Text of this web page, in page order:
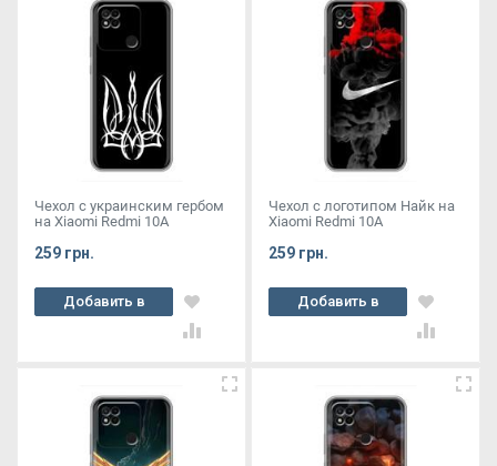
Чехол с украинским гербом
на Xiaomi Redmi 10A
259 грн.
Добавить в
корзину
Чехол с логотипом Найк на
Xiaomi Redmi 10A
259 грн.
Добавить в
корзину